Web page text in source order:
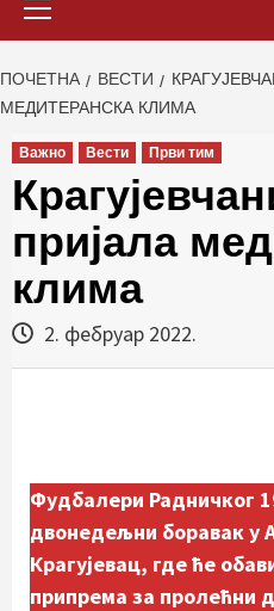
ПОЧЕТНА ВЕСТИ
МЕДИТЕРАНСКА КЛИМА
Важно Вести Први тим
пријала
клима
2. фебруар 2022.
Фудбалери Радничког
двонедељни боравак у
Крагујевац, где ће
припрема за пролећни